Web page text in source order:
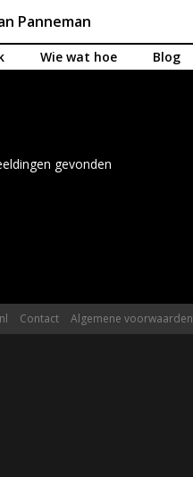
Panneman
Wie wat hoe Blog
gevonden
Contact Algemene voorwaarden